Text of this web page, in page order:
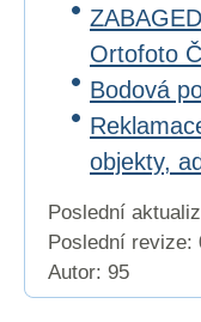
ZABAGED
Ortofoto
Bodová
objekty,
Poslední
Poslední revize:
Autor: 95